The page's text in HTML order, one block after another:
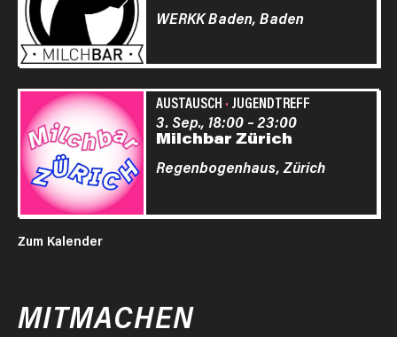
WERKK Baden, Baden
AUSTAUSCH · JUGENDTREFF
Milchbar Zürich
3. Sep., 18:00–23:00
Regenbogenhaus, Zürich
Zum Kalender
MITMACHEN